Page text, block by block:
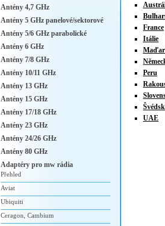
France
Itálie
Peru
UAE
Antény 4,7 GHz
Antény 5 GHz panelové/sektorové
Antény 5/6 GHz parabolické
Antény 6 GHz
Antény 7/8 GHz
Antény 10/11 GHz
Antény 13 GHz
Antény 15 GHz
Antény 17/18 GHz
Antény 23 GHz
Antény 24/26 GHz
Antény 80 GHz
Adaptéry pro mw rádia
Přehled
Aviat
Ubiquiti
Ceragon, Cambium